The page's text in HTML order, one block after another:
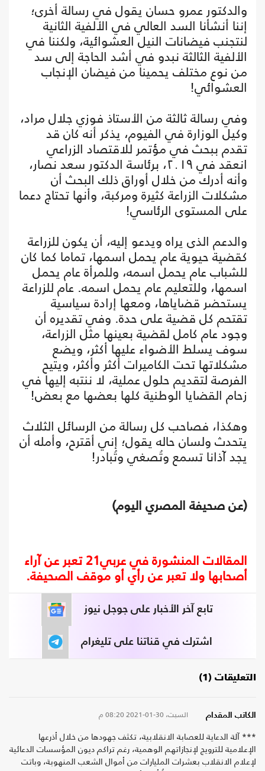
والدكتور عمرو حسان يقول في رسالة أخرى؛
إننا أنشأنا السد العالي في الألفية الثانية
لنتجنب فيضانات النيل العشوائية، ولكننا في
الألفية الثالثة نبدو في أشد الحاجة إلى سد
من نوع مختلف يحمينا من فيضان الإنجاب
العشوائي!
وفي رسالة ثالثة من الأستاذ فوزي جلال مراد،
وكيل الوزارة في الفيوم، يذكر أنه كان قد
تقدم ببحث في مؤتمر للاقتصاد الزراعي
انعقد في ٢٠١٩، برئاسة الدكتور سعد نصار،
وأنه أدرك من خلال أوراق ذلك البحث أن
مشكلات الزراعة كثيرة ومركبة، وأنها تحتاج دعما
على المستوى الرئاسي!
والدعم الذى يراه ويدعو إليه، أن يكون للزراعة
كقضية حيوية عام يحمل اسمها، تماما كما كان
للشباب عام يحمل اسمه، وللمرأة عام يحمل
اسمها، وللتعليم عام يحمل اسمه. عام للزراعة
يستحضر قضاياها، ومعها إرادة سياسية
تقتحم كل قضية على حدة. وفي تقديره أن
وجود عام كامل لقضية بعينها مثل الزراعة،
سوف يسلط الأضواء عليها أكثر، ويضع
مشكلاتها تحت الكاميرات أكثر وأكثر، ويتيح
الفرصة لتقديم حلول عملية، لا ننتبه إليها في
زحام القضايا الوطنية كلها بعضها مع بعض!
وهكذا، فصاحب كل رسالة من الرسائل الثلاث
يتحدث ولسان حاله يقول؛ إني أقترح، وأمله أن
يجد آذانا تسمع وتُصغي وتُبادر!
(عن صحيفة المصري اليوم)
المقالات المنشورة في عربي21 تعبر عن آراء
أصحابها ولا تعبر عن رأي أو موقف الصحيفة.
تابع آخر الأخبار على جوجل نيوز
اشترك في قناتنا على تليغرام
التعليقات (1)
الكاتب المقدام السبت، 30-01-2021 08:20 م
*** آلة الدعاية للعصابة الانقلابية، تكثف جهودها من خلال أذرعها
الإعلامية للترويج لإنجازاتهم الوهمية، رغم تراكم ديون المؤسسات الدعائية
لإعلام الانقلاب بعشرات المليارات من أموال الشعب المنهوبة، وباتت